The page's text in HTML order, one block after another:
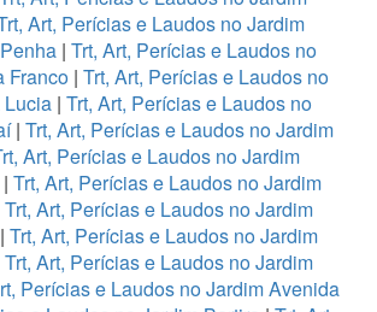
Art, Perícias e Laudos no Jardim
| Trt, Art, Perícias e Laudos no
Franco| Trt, Art, Perícias e Laudos no
Lucia | Trt, Art, Perícias e Laudos no
| Trt, Art, Perícias e Laudos no Jardim
Art, Perícias e Laudos no Jardim
| Trt, Art, Perícias e Laudos no Jardim
Trt, Art, Perícias e Laudos no Jardim
Trt, Art, Perícias e Laudos no Jardim
Trt, Art, Perícias e Laudos no Jardim
Perícias e Laudos no Jardim Avenida